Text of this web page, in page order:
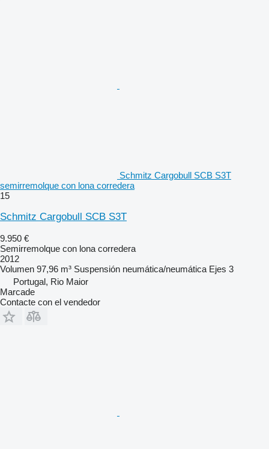
Schmitz Cargobull SCB S3T
semirremolque con lona corredera
15
Schmitz Cargobull SCB S3T
9.950 €
Semirremolque con lona corredera
2012
Volumen 97,96 m³ Suspensión neumática/neumática Ejes 3
Portugal, Rio Maior
Marcade
Contacte con el vendedor